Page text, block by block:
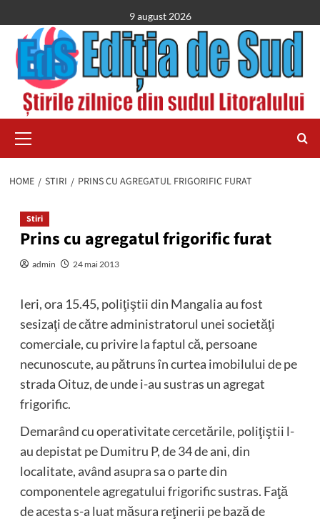
to
content
9 august 2026
Menu
HOME STIRI PRINS CU AGREGATUL FRIGORIFIC FURAT
Stiri
Prins cu agregatul frigorific furat
admin 24 mai 2013
Ieri, ora 15.45, poliţiştii din Mangalia au fost
sesizaţi de către administratorul unei societăţi
comerciale, cu privire la faptul că, persoane
necunoscute, au pătruns în curtea imobilului de pe
strada Oituz, de unde i-au sustras un agregat
frigorific.
Demarând cu operativitate cercetările, poliţiştii l-
au depistat pe Dumitru P, de 34 de ani, din
localitate, având asupra sa o parte din
componentele agregatului frigorific sustras. Faţă
de acesta s-a luat măsura reţinerii pe bază de